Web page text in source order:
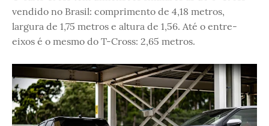
vendido no Brasil: comprimento de 4,18 metros,
largura de 1,75 metros e altura de 1,56. Até o entre-
eixos é o mesmo do T-Cross: 2,65 metros.